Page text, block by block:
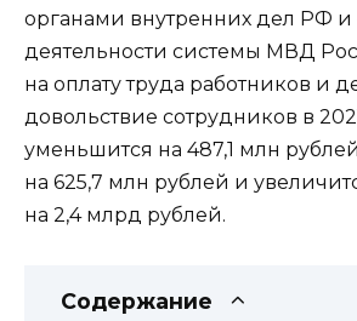
органами внутренних дел РФ и
деятельности системы МВД
на оплату труда работников и
довольствие сотрудников в
уменьшится на 487,1 млн
на 625,7 млн рублей и
на 2,4 млрд рублей.
Содержание